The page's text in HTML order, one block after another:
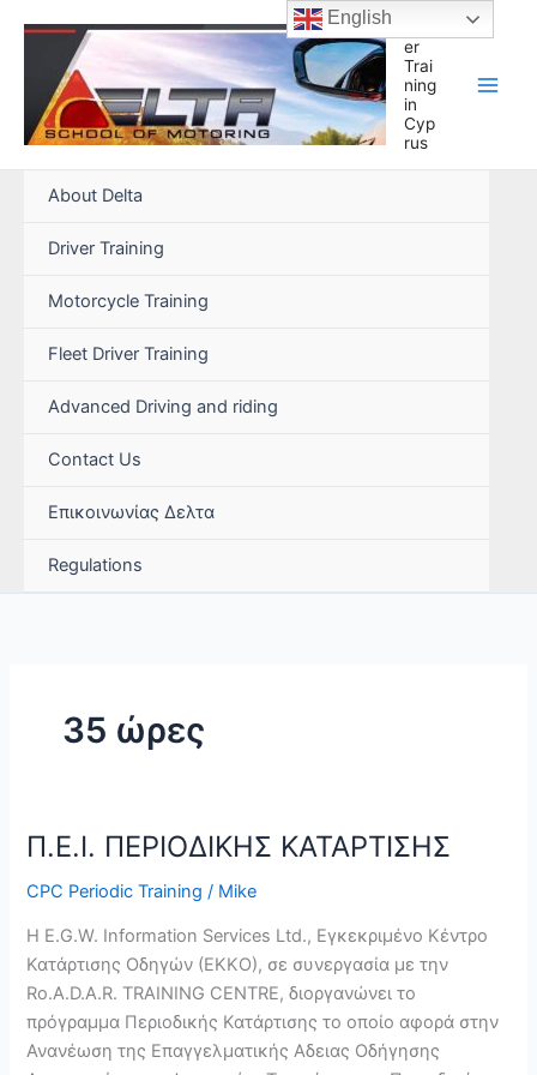
er
Trai
ning
in
Cyp
rus
About Delta
Driver Training
Motorcycle Training
Fleet Driver Training
Advanced Driving and riding
Contact Us
Επικοινωνίας Δελτα
Regulations
35 ώρες
Π.Ε.Ι. ΠΕΡΙΟΔΙΚΗΣ ΚΑΤΑΡΤΙΣΗΣ
CPC Periodic Training / Mike
Η E.G.W. Information Services Ltd., Εγκεκριμένο Κέντρο
Κατάρτισης Οδηγών (ΕΚΚΟ), σε συνεργασία με την
Ro.A.D.A.R. TRAINING CENTRE, διοργανώνει το
πρόγραμμα Περιοδικής Κατάρτισης το οποίο αφορά στην
Ανανέωση της Επαγγελματικής Αδειας Οδήγησης
English